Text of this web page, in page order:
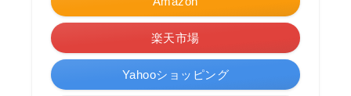
楽天市場
Yahooショッピング